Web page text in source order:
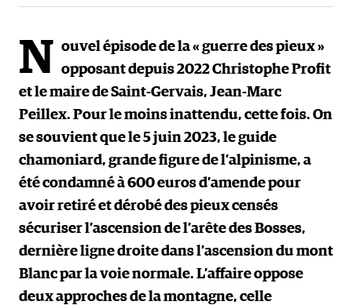
N ouvel épisode de la « guerre des pieux »
opposant depuis 2022 Christophe Profit
et le maire de Saint-Gervais, Jean-Marc
Peillex. Pour le moins inattendu, cette fois. On
se souvient que le 5 juin 2023, le guide
chamoniard, grande figure de l’alpinisme, a
été condamné à 600 euros d’amende pour
avoir retiré et dérobé des pieux censés
sécuriser l’ascension de l’arête des Bosses,
dernière ligne droite dans l’ascension du mont
Blanc par la voie normale. L’affaire oppose
deux approches de la montagne, celle